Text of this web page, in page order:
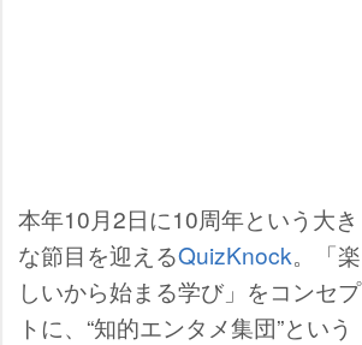
本年10月2日に10周年という大き
な節目を迎えるQuizKnock。「楽
しいから始まる学び」をコンセプ
トに、“知的エンタメ集団”という